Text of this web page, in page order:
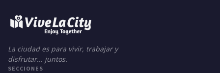
La ciudad es para vivir, trabajar y
disfrutar... juntos.
SECCIONES